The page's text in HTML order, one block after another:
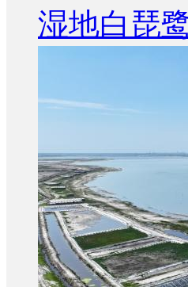
湿地白琵